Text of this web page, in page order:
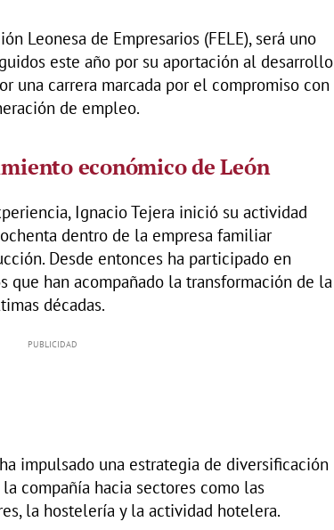
Leonesa de Empresarios (FELE), será uno
este año por su aportación al desarrollo
una carrera marcada por el compromiso con
de empleo.
económico de León
Ignacio Tejera inició su actividad
dentro de la empresa familiar
Desde entonces ha participado en
que han acompañado la transformación de la
décadas.
impulsado una estrategia de diversificación
compañía hacia sectores como las
la hostelería y la actividad hotelera.